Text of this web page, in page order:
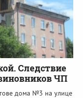
Следствие
ЧП
дома №3 на улице